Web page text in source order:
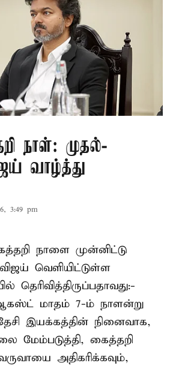
நாள்: முதல்-
வாழ்த்து
3:49 pm
நாளை முன்னிட்டு
வெளியிட்டுள்ள
தெரிவித்திருப்பதாவது:-
மாதம் 7-ம் நாளன்று
இயக்கத்தின் நினைவாக,
மேம்படுத்தி, கைத்தறி
அதிகரிக்கவும்,